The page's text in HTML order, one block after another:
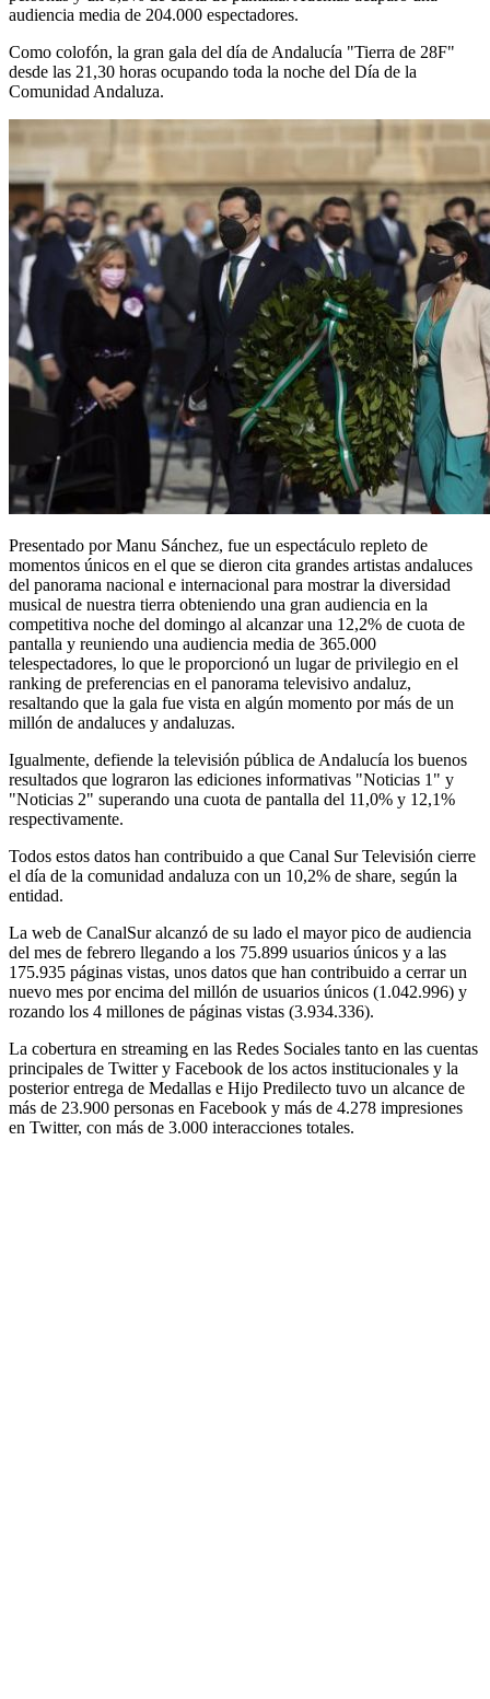
audiencia media de 204.000 espectadores.
Como colofón, la gran gala del día de Andalucía "Tierra de 28F"
desde las 21,30 horas ocupando toda la noche del Día de la
Comunidad Andaluza.
Presentado por Manu Sánchez, fue un espectáculo repleto de
momentos únicos en el que se dieron cita grandes artistas andaluces
del panorama nacional e internacional para mostrar la diversidad
musical de nuestra tierra obteniendo una gran audiencia en la
competitiva noche del domingo al alcanzar una 12,2% de cuota de
pantalla y reuniendo una audiencia media de 365.000
telespectadores, lo que le proporcionó un lugar de privilegio en el
ranking de preferencias en el panorama televisivo andaluz,
resaltando que la gala fue vista en algún momento por más de un
millón de andaluces y andaluzas.
Igualmente, defiende la televisión pública de Andalucía los buenos
resultados que lograron las ediciones informativas "Noticias 1" y
"Noticias 2" superando una cuota de pantalla del 11,0% y 12,1%
respectivamente.
Todos estos datos han contribuido a que Canal Sur Televisión cierre
el día de la comunidad andaluza con un 10,2% de share, según la
entidad.
La web de CanalSur alcanzó de su lado el mayor pico de audiencia
del mes de febrero llegando a los 75.899 usuarios únicos y a las
175.935 páginas vistas, unos datos que han contribuido a cerrar un
nuevo mes por encima del millón de usuarios únicos (1.042.996) y
rozando los 4 millones de páginas vistas (3.934.336).
La cobertura en streaming en las Redes Sociales tanto en las cuentas
principales de Twitter y Facebook de los actos institucionales y la
posterior entrega de Medallas e Hijo Predilecto tuvo un alcance de
más de 23.900 personas en Facebook y más de 4.278 impresiones
en Twitter, con más de 3.000 interacciones totales.